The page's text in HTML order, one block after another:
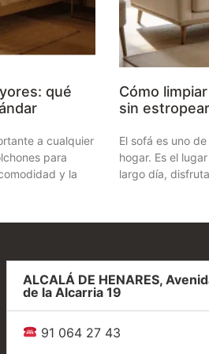
qué
a cualquier
para
y la
Cómo
sin
El sofá es uno
hogar. Es el
largo día,
ALCALÁ DE HENARES,
de la Alcarria 19
91 064 27 43